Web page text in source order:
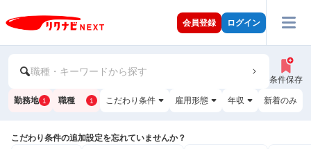
会員登録 ログイン
職種・キーワードから探す
条件保存
勤務地 1 職種 1 こだわり条件 雇用形態 年収 新着のみ
こだわり条件の追加設定を忘れていませんか？